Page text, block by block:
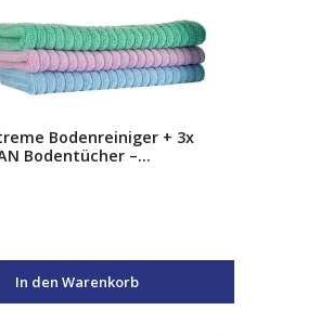
Bodenreiniger + 3x
Bodentücher –
In den Warenkorb